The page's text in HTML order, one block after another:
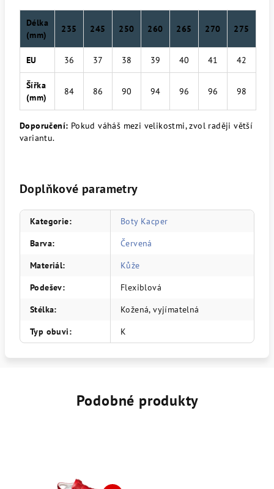
Délka
(mm)
235 245 250 260 265 270 275
EU 36 37 38 39 40 41 42
Šířka
(mm)
84 86 90 94 96 96 98
Doporučení: Pokud váháš mezi velikostmi, zvol raději větší
variantu.
Doplňkové parametry
Kategorie:
Boty Kacper
Barva:
Červená
Materiál:
Kůže
Podešev:
Flexiblová
Stélka:
Kožená, vyjímatelná
Typ obuvi: K
Podobné produkty